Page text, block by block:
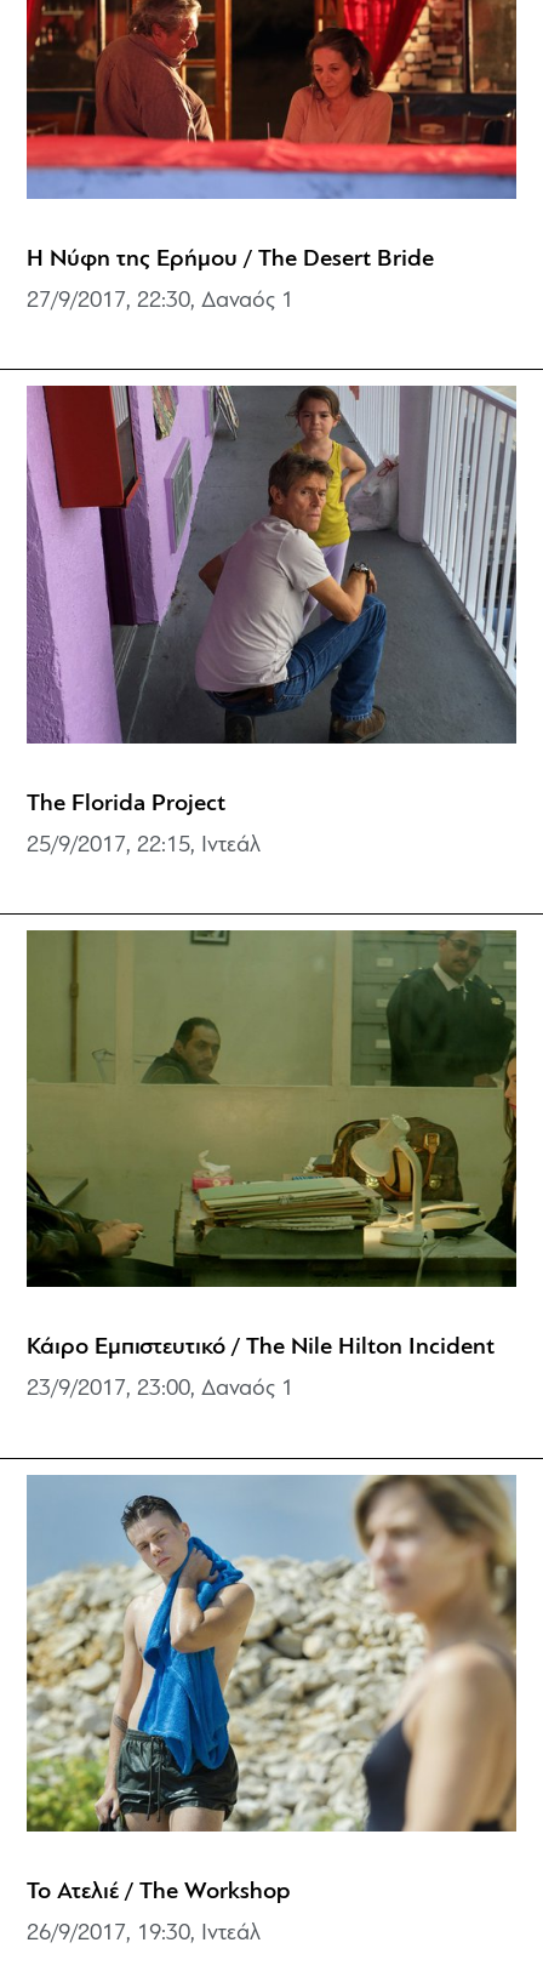
Η Νύφη της Ερήμου / The Desert Bride
27/9/2017, 22:30, Δαναός 1
The Florida Project
25/9/2017, 22:15, Ιντεάλ
Κάιρο Εμπιστευτικό / The Nile Hilton Incident
23/9/2017, 23:00, Δαναός 1
Το Ατελιέ / The Workshop
26/9/2017, 19:30, Ιντεάλ